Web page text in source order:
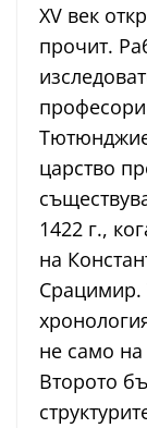
XV век
прочит.
царство
1422 г.,
на
Срацимир.
не само на
Второто